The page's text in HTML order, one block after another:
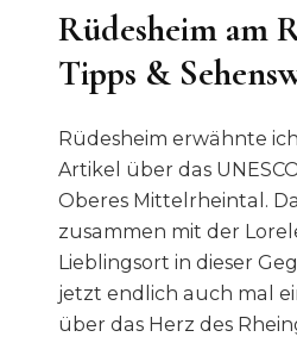
Rüdesheim am
Tipps &
Rüdesheim erwähnte
Artikel über das
Oberes Mittelrheintal.
zusammen mit der
Lieblingsort in dieser
jetzt endlich auch mal
über das Herz des